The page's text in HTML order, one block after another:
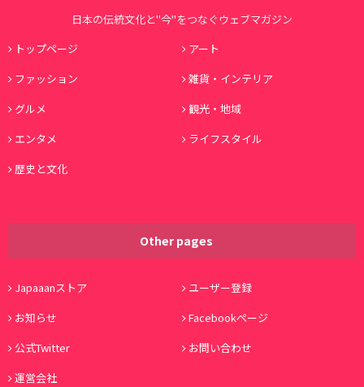
日本の伝統文化と"今"をつなぐウェブマガジン
トップページ
アート
ファッション
雑貨・インテリア
グルメ
観光・地域
エンタメ
ライフスタイル
歴史と文化
Other pages
Japaaanストア
ユーザー登録
お知らせ
Facebookページ
公式Twitter
お問い合わせ
運営会社